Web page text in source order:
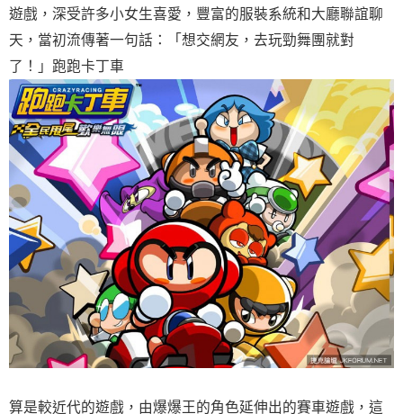
遊戲，深受許多小女生喜愛，豐富的服裝系統和大廳聯誼聊
天，當初流傳著一句話：「想交網友，去玩勁舞團就對
了！」跑跑卡丁車
算是較近代的遊戲，由爆爆王的角色延伸出的賽車遊戲，這